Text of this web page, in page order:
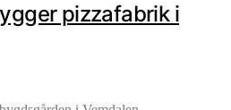
pizzafabrik i